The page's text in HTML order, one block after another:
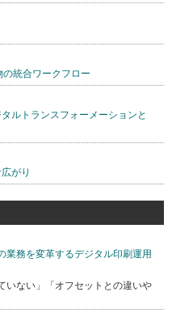
統合ワークフロー
ルトランスフォーメーションと
がり
業務を変革するデジタル印刷運用
いない」「オフセットとの違いや